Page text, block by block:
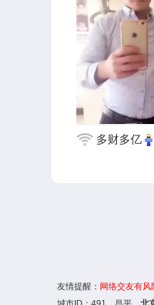
多财多亿
友情提醒： 网络交友有风